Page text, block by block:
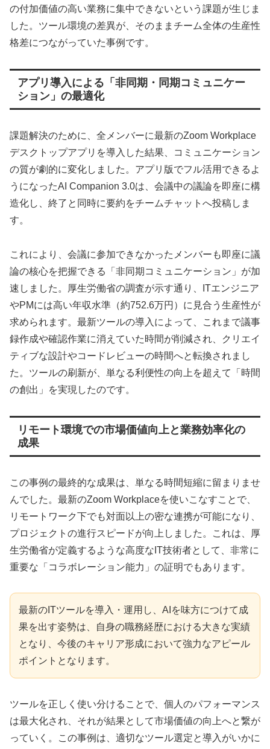
の付加価値の高い業務に集中できないという課題が生じま
した。ツール環境の差異が、そのままチーム全体の生産性
格差につながっていた事例です。
アプリ導入による「非同期・同期コミュニケー
ション」の最適化
課題解決のために、全メンバーに最新のZoom Workplace
デスクトップアプリを導入した結果、コミュニケーション
の質が劇的に変化しました。アプリ版でフル活用できるよ
うになったAI Companion 3.0は、会議中の議論を即座に構
造化し、終了と同時に要約をチームチャットへ投稿しま
す。
これにより、会議に参加できなかったメンバーも即座に議
論の核心を把握できる「非同期コミュニケーション」が加
速しました。厚生労働省の調査が示す通り、ITエンジニア
やPMには高い年収水準（約752.6万円）に見合う生産性が
求められます。最新ツールの導入によって、これまで議事
録作成や確認作業に消えていた時間が削減され、クリエイ
ティブな設計やコードレビューの時間へと転換されまし
た。ツールの刷新が、単なる利便性の向上を超えて「時間
の創出」を実現したのです。
リモート環境での市場価値向上と業務効率化の
成果
この事例の最終的な成果は、単なる時間短縮に留まりませ
んでした。最新のZoom Workplaceを使いこなすことで、
リモートワーク下でも対面以上の密な連携が可能になり、
プロジェクトの進行スピードが向上しました。これは、厚
生労働省が定義するような高度なIT技術者として、非常に
重要な「コラボレーション能力」の証明でもあります。
最新のITツールを導入・運用し、AIを味方につけて成
果を出す姿勢は、自身の職務経歴における大きな実績
となり、今後のキャリア形成において強力なアピール
ポイントとなります。
ツールを正しく使い分けることで、個人のパフォーマンス
は最大化され、それが結果として市場価値の向上へと繋が
っていく。この事例は、適切なツール選定と導入がいかに